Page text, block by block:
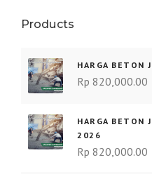
Products
HARGA BETON
Rp 820,000.00
HARGA BETON
2026
Rp 820,000.00